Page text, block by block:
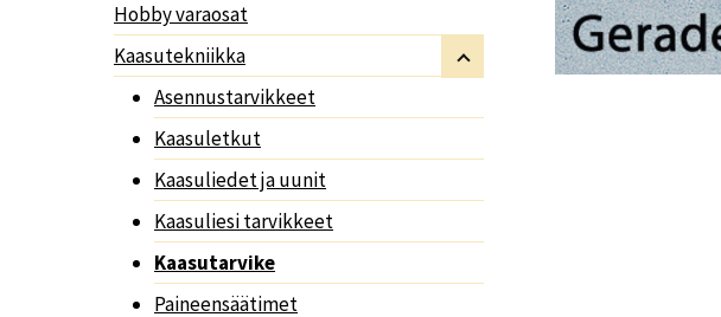
Hobby varaosat
Kaasutekniikka
Asennustarvikkeet
Kaasuletkut
Kaasuliedet ja uunit
Kaasuliesi tarvikkeet
Kaasutarvike
Paineensäätimet